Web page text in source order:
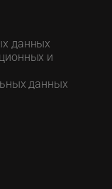
данных
и
данных